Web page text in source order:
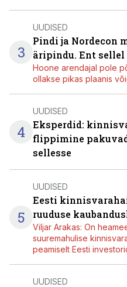
3
UUDISED
Pindi ja Nordecon
äripindu. Ent
Hoone arendajal pole
ollakse pikas plaanis
4
UUDISED
Eksperdid:
flippimine
sellesse
5
UUDISED
Eesti
ruuduse
Viljar Arakas: On
suuremahulise
peamiselt Eesti
UUDISED